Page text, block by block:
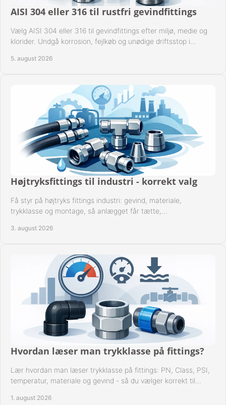
AISI 304 eller 316 til rustfri gevindfittings
Vælg AISI 304 eller 316 til gevindfittings efter miljø, medie og
klorider. Undgå korrosion, fejlkøb og unødige driftsstop i
5. august 2026
Højtryksfittings til industri - korrekt valg
Få styr på højtryks fittings industri: gevind, materiale,
trykklasse og montage, så anlægget får tætte,
3. august 2026
Hvordan læser man trykklasse på fittings?
Lær hvordan man læser trykklasse på fittings: PN, Class, PSI,
temperatur, materiale og gevind - så du vælger korrekt til
1. august 2026